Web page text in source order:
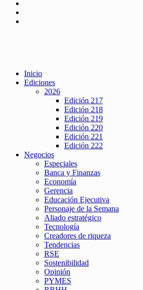
Inicio
Ediciones
2026
Edición 217
Edición 218
Edición 219
Edición 220
Edición 221
Edición 222
Negocios
Especiales
Banca y Finanzas
Economía
Gerencia
Educación Ejecutiva
Personaje de la Semana
Aliado estratégico
Tecnología
Creadores de riqueza
Tendencias
RSE
Sostenibilidad
Opinión
PYMES